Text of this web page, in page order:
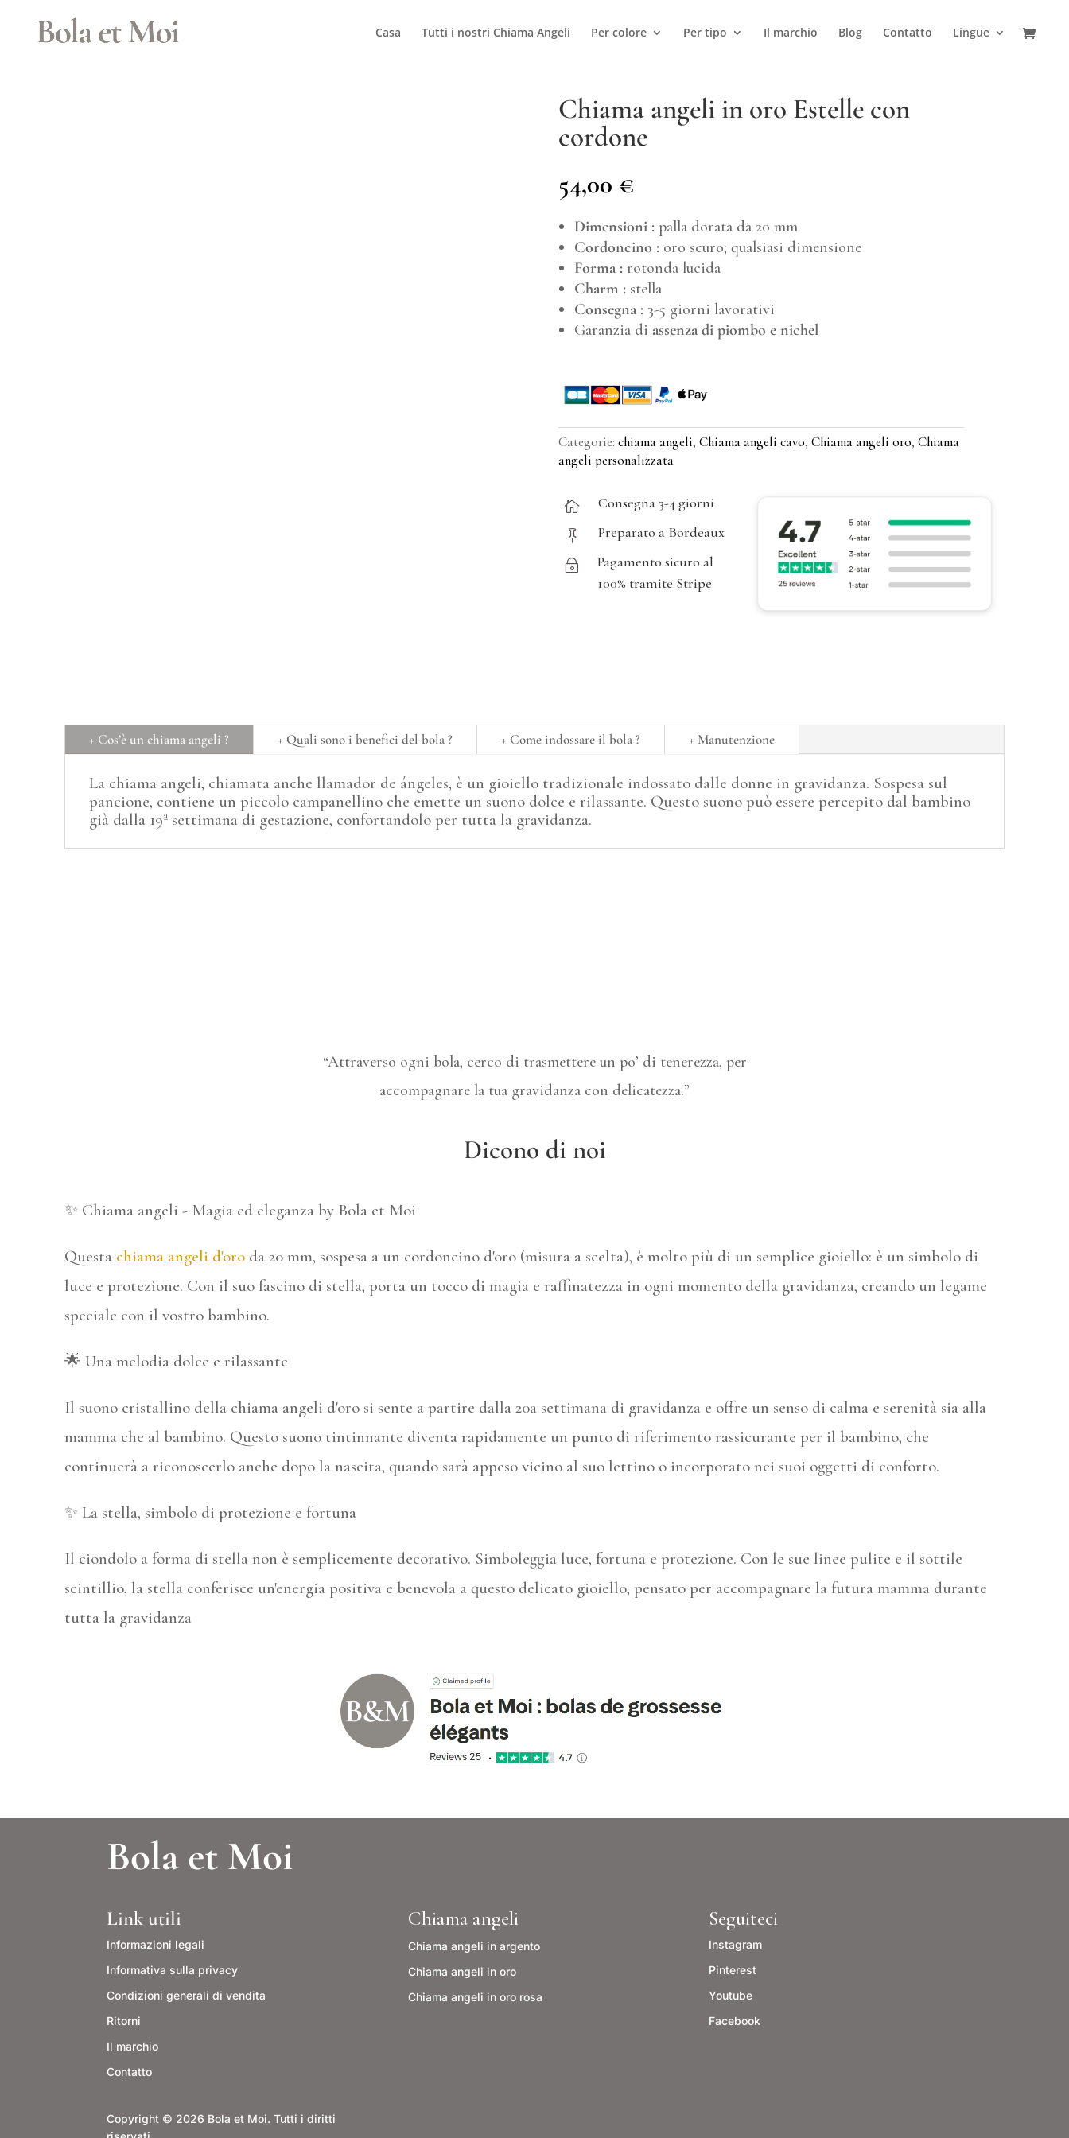
Casa Tutti i nostri Chiama Angeli Per colore Per tipo Il marchio Blog Contatto Lingue
Chiama angeli in oro Estelle con
cordone
54,00 €
Dimensioni :palla dorata da 20 mm
Cordoncino :oro scuro; qualsiasi dimensione
Forma :rotonda lucida
Charm :stella
Consegna :3-5 giorni lavorativi
Garanzia di assenza di piombo e nichel
Categorie: chiama angeli, Chiama angeli cavo, Chiama angeli oro, Chiama
angeli personalizzata
 Consegna 3-4 giorni
 Preparato a Bordeaux
~
Pagamento sicuro al
100% tramite Stripe
+ Cos’è un chiama angeli ? + Quali sono i benefici del bola ? + Come indossare il bola ? + Manutenzione
La chiama angeli, chiamata anche llamador de ángeles, è un gioiello tradizionale indossato dalle donne in gravidanza. Sospesa sul
pancione, contiene un piccolo campanellino che emette un suono dolce e rilassante. Questo suono può essere percepito dal bambino
già dalla 19ª settimana di gestazione, confortandolo per tutta la gravidanza.
“Attraverso ogni bola, cerco di trasmettere un po’ di tenerezza, per
accompagnare la tua gravidanza con delicatezza.”
Dicono di noi
✨ Chiama angeli - Magia ed eleganza by Bola et Moi
Questa chiama angeli d'oroda 20 mm, sospesa a un cordoncino d'oro (misura a scelta), è molto più di un semplice gioiello: è un simbolo di
luce e protezione. Con il suo fascino di stella, porta un tocco di magia e raffinatezza in ogni momento della gravidanza, creando un legame
speciale con il vostro bambino.
🌟 Una melodia dolce e rilassante
Il suono cristallino della chiama angeli d'oro si sente a partire dalla 20a settimana di gravidanza e offre un senso di calma e serenità sia alla
mamma che al bambino. Questo suono tintinnante diventa rapidamente un punto di riferimento rassicurante per il bambino, che
continuerà a riconoscerlo anche dopo la nascita, quando sarà appeso vicino al suo lettino o incorporato nei suoi oggetti di conforto.
✨ La stella, simbolo di protezione e fortuna
Il ciondolo a forma di stella non è semplicemente decorativo. Simboleggia luce, fortuna e protezione. Con le sue linee pulite e il sottile
scintillio, la stella conferisce un'energia positiva e benevola a questo delicato gioiello, pensato per accompagnare la futura mamma durante
tutta la gravidanza
Bola et Moi
Link utili
Informazioni legali
Informativa sulla privacy
Condizioni generali di vendita
Ritorni
Il marchio
Contatto
Chiama angeli
Chiama angeli in argento
Chiama angeli in oro
Chiama angeli in oro rosa
Seguiteci
Instagram
Pinterest
Youtube
Facebook
Copyright © 2026 Bola et Moi. Tutti i diritti